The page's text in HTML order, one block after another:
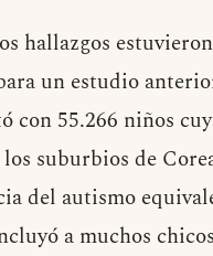
hallazgos
un estudio
con 55.266 niños
suburbios de
del autismo
a muchos